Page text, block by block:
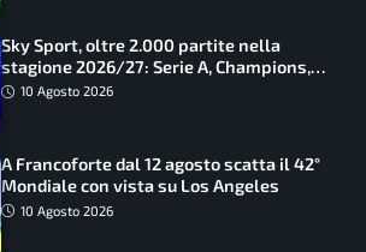
Sky Sport, oltre 2.000 partite nella
stagione 2026/27: Serie A, Champions,
Premier e tutte le novità
10 Agosto 2026
A Francoforte dal 12 agosto scatta il 42°
Mondiale con vista su Los Angeles
10 Agosto 2026